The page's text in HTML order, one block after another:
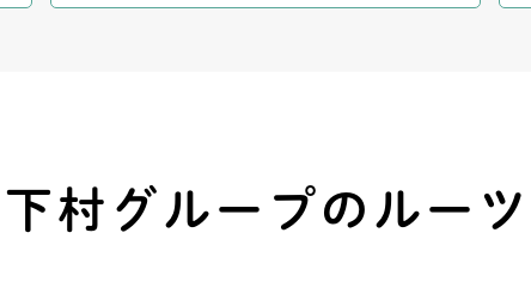
下村グループのルーツ